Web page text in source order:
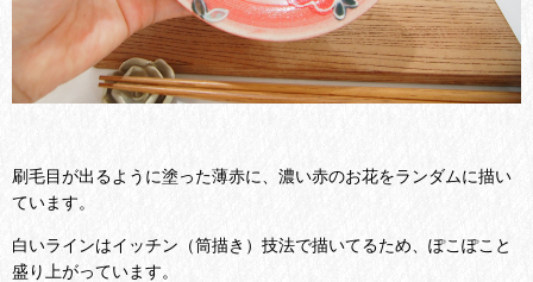
刷毛目が出るように塗った薄赤に、濃い赤のお花をランダムに描い
ています。
白いラインはイッチン（筒描き）技法で描いてるため、ぽこぽこと
盛り上がっています。